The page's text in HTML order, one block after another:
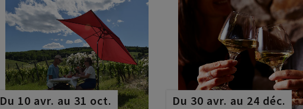
Du 10 avr. au 31 oct. Du 30 avr. au 24 déc.